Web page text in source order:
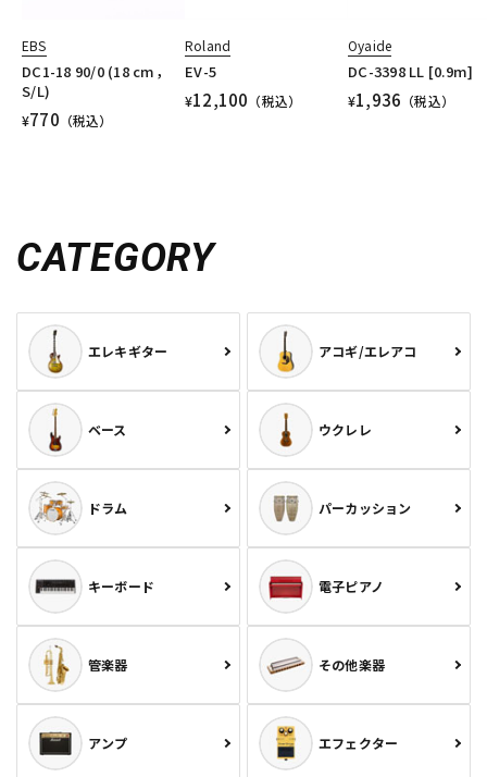
EBS
DC1-18 90/0 (18 cm，
S/L)
¥770 （税込）
Roland
EV-5
¥12,100 （税込）
Oyaide
DC-3398 LL [0.9m]
¥1,936 （税込）
CATEGORY
エレキギター アコギ/エレアコ
ベース ウクレレ
ドラム パーカッション
キーボード 電子ピアノ
管楽器 その他楽器
アンプ エフェクター